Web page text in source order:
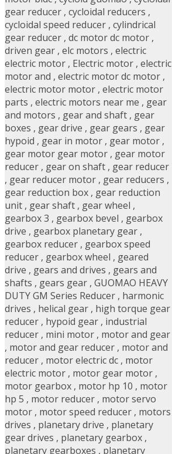
gear reducer , cycloidal reducers ,
cycloidal speed reducer , cylindrical
gear reducer , dc motor dc motor ,
driven gear , elc motors , electric
electric motor , Electric motor , electric
motor and , electric motor dc motor ,
electric motor motor , electric motor
parts , electric motors near me , gear
and motors , gear and shaft , gear
boxes , gear drive , gear gears , gear
hypoid , gear in motor , gear motor ,
gear motor gear motor , gear motor
reducer , gear on shaft , gear reducer
, gear reducer motor , gear reducers ,
gear reduction box , gear reduction
unit , gear shaft , gear wheel ,
gearbox 3 , gearbox bevel , gearbox
drive , gearbox planetary gear ,
gearbox reducer , gearbox speed
reducer , gearbox wheel , geared
drive , gears and drives , gears and
shafts , gears gear , GUOMAO HEAVY
DUTY GM Series Reducer , harmonic
drives , helical gear , high torque gear
reducer , hypoid gear , industrial
reducer , mini motor , motor and gear
, motor and gear reducer , motor and
reducer , motor electric dc , motor
electric motor , motor gear motor ,
motor gearbox , motor hp 10 , motor
hp 5 , motor reducer , motor servo
motor , motor speed reducer , motors
drives , planetary drive , planetary
gear drives , planetary gearbox ,
planetary gearboxes , planetary